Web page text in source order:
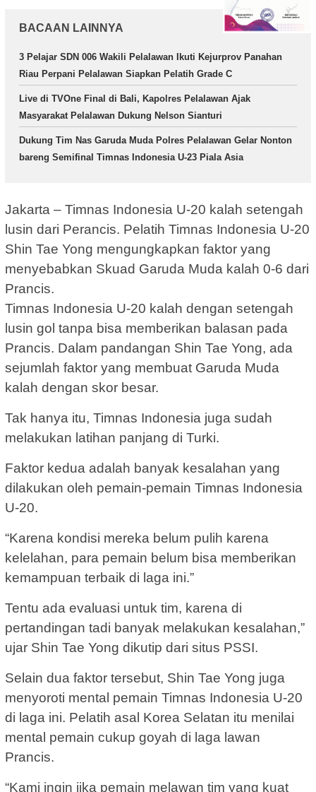
BACAAN LAINNYA
3 Pelajar SDN 006 Wakili Pelalawan Ikuti Kejurprov Panahan
Riau Perpani Pelalawan Siapkan Pelatih Grade C
Live di TVOne Final di Bali, Kapolres Pelalawan Ajak
Masyarakat Pelalawan Dukung Nelson Sianturi
Dukung Tim Nas Garuda Muda Polres Pelalawan Gelar Nonton
bareng Semifinal Timnas Indonesia U-23 Piala Asia
Jakarta – Timnas Indonesia U-20 kalah setengah
lusin dari Perancis. Pelatih Timnas Indonesia U-20
Shin Tae Yong mengungkapkan faktor yang
menyebabkan Skuad Garuda Muda kalah 0-6 dari
Prancis.
Timnas Indonesia U-20 kalah dengan setengah
lusin gol tanpa bisa memberikan balasan pada
Prancis. Dalam pandangan Shin Tae Yong, ada
sejumlah faktor yang membuat Garuda Muda
kalah dengan skor besar.
Tak hanya itu, Timnas Indonesia juga sudah
melakukan latihan panjang di Turki.
Faktor kedua adalah banyak kesalahan yang
dilakukan oleh pemain-pemain Timnas Indonesia
U-20.
“Karena kondisi mereka belum pulih karena
kelelahan, para pemain belum bisa memberikan
kemampuan terbaik di laga ini.”
Tentu ada evaluasi untuk tim, karena di
pertandingan tadi banyak melakukan kesalahan,”
ujar Shin Tae Yong dikutip dari situs PSSI.
Selain dua faktor tersebut, Shin Tae Yong juga
menyoroti mental pemain Timnas Indonesia U-20
di laga ini. Pelatih asal Korea Selatan itu menilai
mental pemain cukup goyah di laga lawan
Prancis.
“Kami ingin jika pemain melawan tim yang kuat